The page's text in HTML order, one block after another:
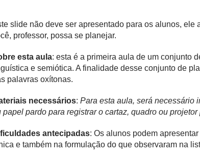
slide não deve ser apresentado para os alunos,
professor, possa se planejar.
esta aula: esta é a primeira aula de um conjunto
e semiótica. A finalidade desse conjunto de
palavras oxítonas.
necessários: Para esta aula, será necessário
papel pardo para registrar o cartaz, quadro ou
antecipadas: Os alunos podem
e também na formulação do que observaram na